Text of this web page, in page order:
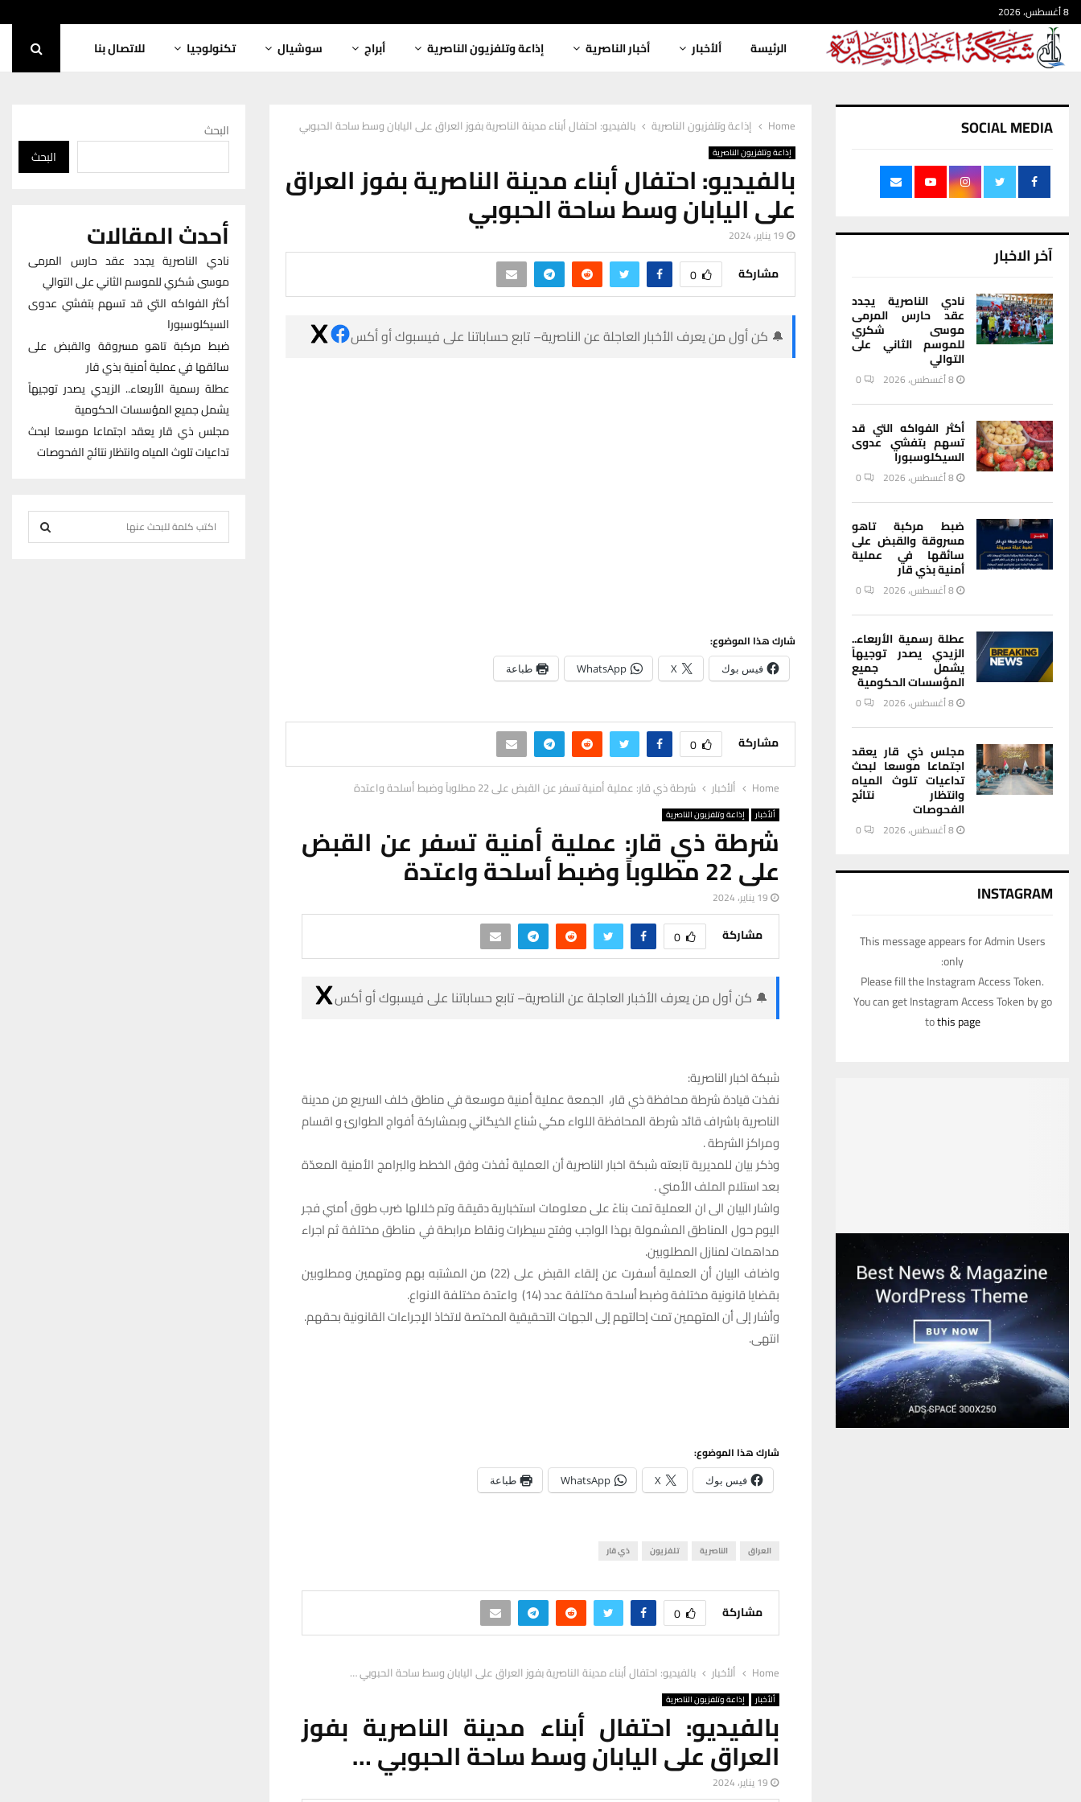
8 أغسطس، 2026
الرئيسة ألأخبار أخبار الناصرية إذاعة وتلفزيون الناصرية أبراج سوشيال تكنولوجيا للاتصال بنا
Home إذاعة وتلفزيون الناصرية بالفيديو: احتفال أبناء مدينة الناصرية بفوز العراق على اليابان وسط ساحة الحبوبي
إذاعة وتلفزيون الناصرية
بالفيديو: احتفال أبناء مدينة الناصرية بفوز العراق
على اليابان وسط ساحة الحبوبي
19 يناير، 2024
مشاركة 0
🔔 كن أول من يعرف الأخبار العاجلة عن الناصرية– تابع حساباتنا على فيسبوك أو أكس
شارك هذا الموضوع:
فيس بوك X
WhatsApp طباعة
مشاركة 0
Home ألأخبار شرطة ذي قار: عملية أمنية تسفر عن القبض على 22 مطلوباً وضبط أسلحة واعتدة
ألأخبار إذاعة وتلفزيون الناصرية
شرطة ذي قار: عملية أمنية تسفر عن القبض
على 22 مطلوباً وضبط أسلحة واعتدة
19 يناير، 2024
مشاركة 0
🔔 كن أول من يعرف الأخبار العاجلة عن الناصرية– تابع حساباتنا على فيسبوك أو أكس
شبكة اخبار الناصرية:
نفذت قيادة شرطة محافظة ذي قار، الجمعة عملية أمنية موسعة في مناطق خلف السريع من مدينة
الناصرية باشراف قائد شرطة المحافظة اللواء مكي شناع الخيگاني وبمشاركة أفواج الطوارئ و اقسام
ومراكز الشرطة .
وذكر بيان للمديرية تابعته شبكة اخبار الناصرية أن العملية نُفذت وفق الخطط والبرامج الأمنية المعدّة
بعد استلام الملف الأمني .
واشار البيان الى ان العملية تمت بناءً على معلومات استخبارية دقيقة وتم خلالها ضرب طوق أمني فجر
اليوم حول المناطق المشمولة بهذا الواجب وفتح سيطرات ونقاط مرابطة في مناطق مختلفة ثم اجراء
مداهمات لمنازل المطلوبين.
واضاف البيان أن العملية أسفرت عن إلقاء القبض على (22) من المشتبه بهم ومتهمين ومطلوبين
بقضايا قانونية مختلفة وضبط أسلحة مختلفة عدد (14) واعتدة مختلفة الانواع.
وأشار إلى أن المتهمين تمت إحالتهم إلى الجهات التحقيقية المختصة لاتخاذ الإجراءات القانونية بحقهم.
انتهى.
شارك هذا الموضوع:
فيس بوك X
WhatsApp طباعة
العراق الناصرية تلفزيون ذي قار
مشاركة 0
Home ألأخبار بالفيديو: احتفال أبناء مدينة الناصرية بفوز العراق على اليابان وسط ساحة الحبوبي …
ألأخبار إذاعة وتلفزيون الناصرية
بالفيديو: احتفال أبناء مدينة الناصرية بفوز
العراق على اليابان وسط ساحة الحبوبي …
19 يناير، 2024
SOCIAL MEDIA
آخر الاخبار
نادي الناصرية يجدد
عقد حارس المرمى
موسى شكري
للموسم الثاني على
التوالي
8 أغسطس، 2026 0
أكثر الفواكه التي قد
تسهم بتفشي عدوى
السيكلوسبورا
8 أغسطس، 2026 0
ضبط مركبة تاهو
مسروقة والقبض على
سائقها في عملية
أمنية بذي قار
8 أغسطس، 2026 0
عطلة رسمية الأربعاء..
الزيدي يصدر توجيهاً
يشمل جميع
المؤسسات الحكومية
8 أغسطس، 2026 0
مجلس ذي قار يعقد
اجتماعا موسعا لبحث
تداعيات تلوث المياه
وانتظار نتائج
الفحوصات
8 أغسطس، 2026 0
INSTAGRAM
This message appears for Admin Users
only:
Please fill the Instagram Access Token.
You can get Instagram Access Token by go
tothis page
البحث
البحث
أحدث المقالات
نادي الناصرية يجدد عقد حارس المرمى
موسى شكري للموسم الثاني على التوالي
أكثر الفواكه التي قد تسهم بتفشي عدوى
السيكلوسبورا
ضبط مركبة تاهو مسروقة والقبض على
سائقها في عملية أمنية بذي قار
عطلة رسمية الأربعاء.. الزيدي يصدر توجيهاً
يشمل جميع المؤسسات الحكومية
مجلس ذي قار يعقد اجتماعا موسعا لبحث
تداعيات تلوث المياه وانتظار نتائج الفحوصات
e